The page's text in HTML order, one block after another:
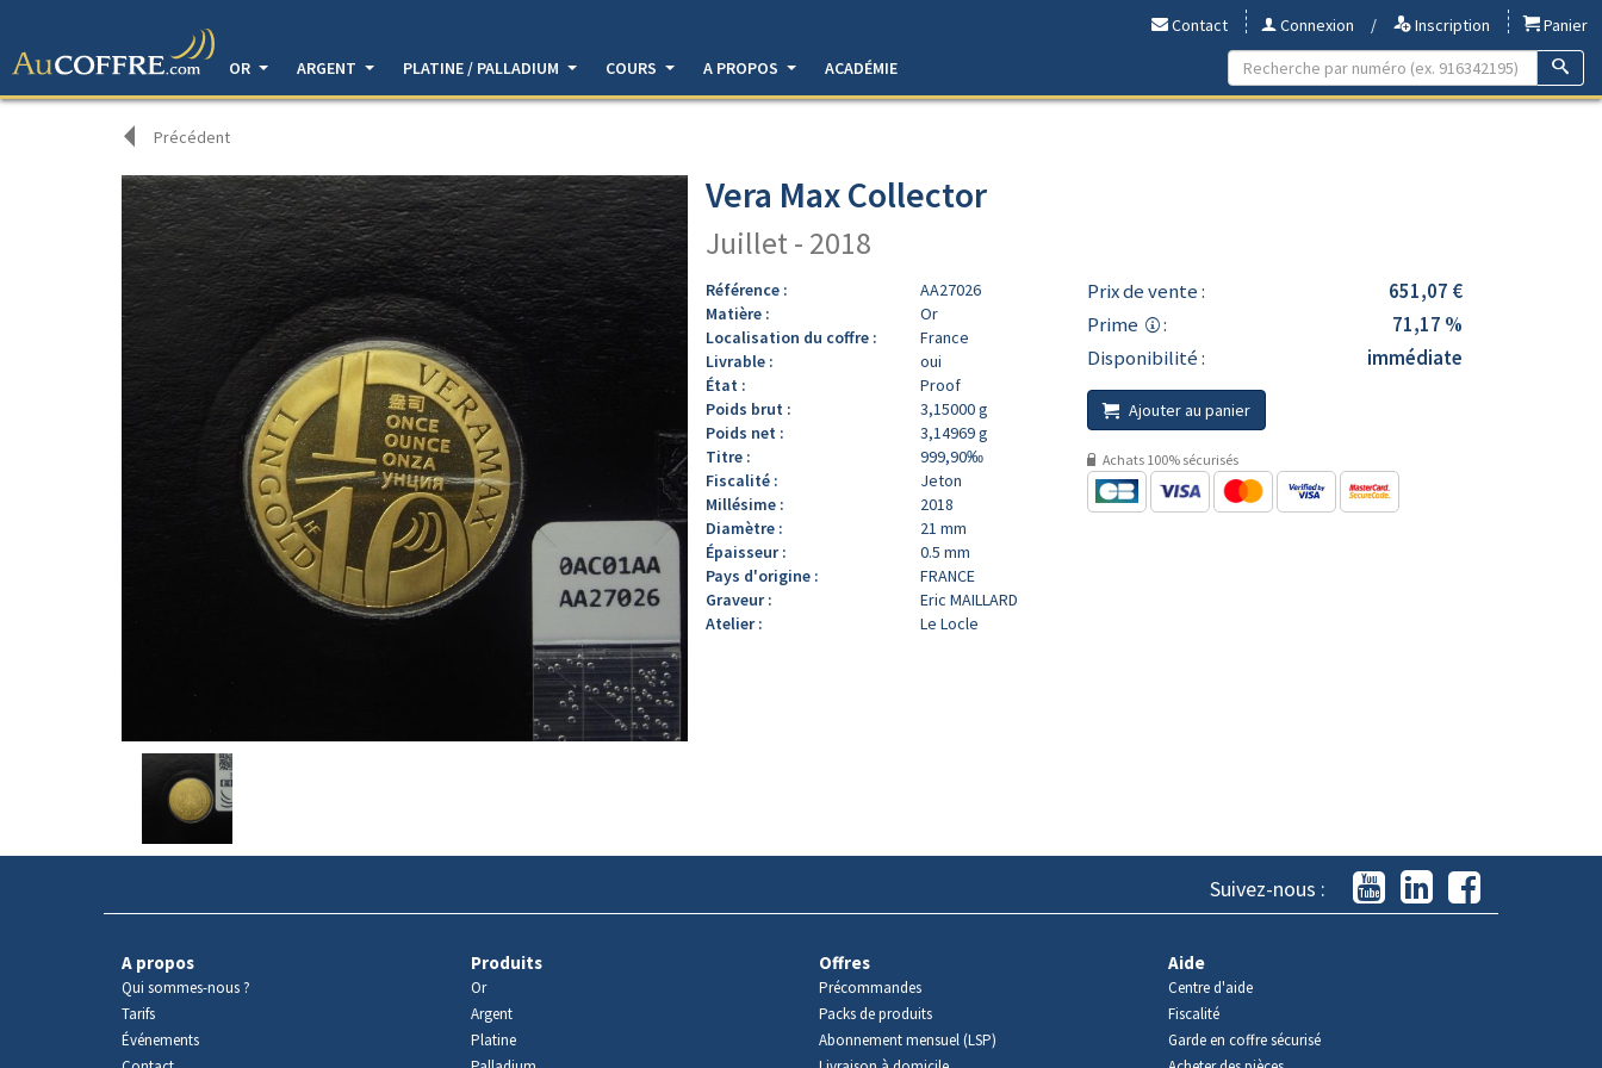
Contact Connexion / Inscription
Panier
OR
ARGENT PLATINE / PALLADIUM COURS A PROPOS ACADÉMIE
Précédent
Avers
produit
Vera Max Collector
Juillet - 2018
Référence :
AA27026
Matière :
Or
Localisation du coffre :
France
Livrable :
oui
État :
Proof
Poids brut :
3,15000 g
Poids net :
3,14969 g
Titre :
999,90‰
Fiscalité :
Jeton
Millésime :
2018
Diamètre :
21 mm
Épaisseur :
0.5 mm
Pays d'origine :
FRANCE
Graveur :
Eric MAILLARD
Atelier :
Le Locle
Prix de vente :
651,07 €
Prime
:
71,17 %
Disponibilité :
immédiate
Ajouter au panier
Achats 100% sécurisés
Suivez-nous :
A propos
Qui sommes-nous ?
Tarifs
Événements
Produits
Or
Argent
Platine
Offres
Précommandes
Packs de produits
Abonnement mensuel (LSP)
Aide
Centre d'aide
Fiscalité
Garde en coffre sécurisé